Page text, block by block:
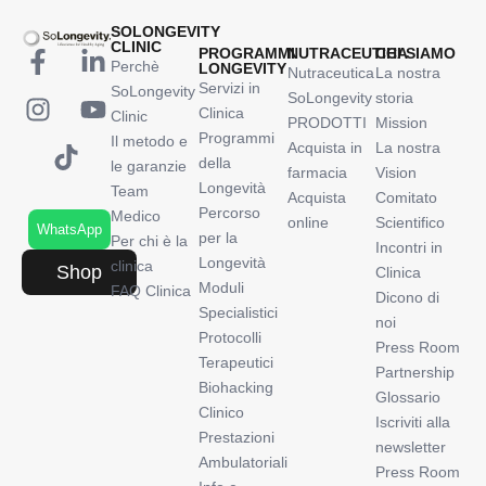
WhatsApp
Shop
SOLONGEVITY
CLINIC
Perchè
SoLongevity
Clinic
Il metodo e
le garanzie
Team
Medico
Per chi è la
clinica
FAQ Clinica
PROGRAMMI
LONGEVITY
Servizi in
Clinica
Programmi
della
Longevità
Percorso
per la
Longevità
Moduli
Specialistici
Protocolli
Terapeutici
Biohacking
Clinico
Prestazioni
Ambulatoriali
NUTRACEUTICA
Nutraceutica
SoLongevity
PRODOTTI
Acquista in
farmacia
Acquista
online
CHI SIAMO
La nostra
storia
Mission
La nostra
Vision
Comitato
Scientifico
Incontri in
Clinica
Dicono di
noi
Press Room
Partnership
Glossario
Iscriviti alla
newsletter
Press Room